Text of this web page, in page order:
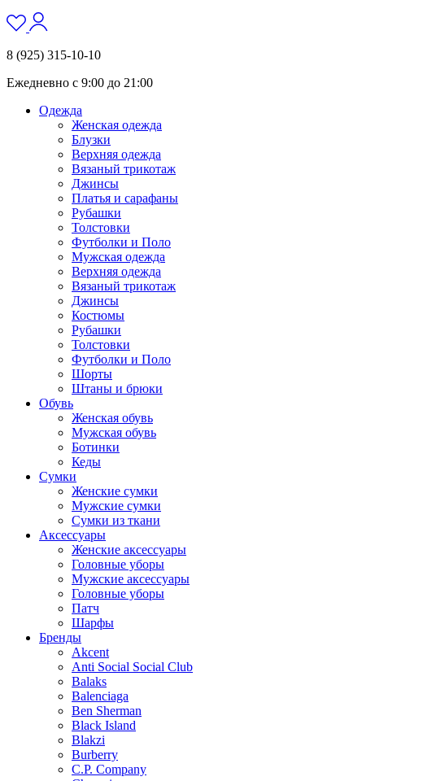
8 (925) 315-10-10
Ежедневно с 9:00 до 21:00
Одежда
Женская одежда
Блузки
Верхняя одежда
Вязаный трикотаж
Джинсы
Платья и сарафаны
Рубашки
Толстовки
Футболки и Поло
Мужская одежда
Верхняя одежда
Вязаный трикотаж
Джинсы
Костюмы
Рубашки
Толстовки
Футболки и Поло
Шорты
Штаны и брюки
Обувь
Женская обувь
Мужская обувь
Ботинки
Кеды
Сумки
Женские сумки
Мужские сумки
Сумки из ткани
Аксессуары
Женские аксессуары
Головные уборы
Мужские аксессуары
Головные уборы
Патч
Шарфы
Бренды
Akcent
Anti Social Social Club
Balaks
Balenciaga
Ben Sherman
Black Island
Blakzi
Burberry
C.P. Company